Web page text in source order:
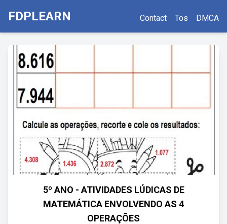
FDPLEARN Contact Tos DMCA
5º ANO - ATIVIDADES LÚDICAS DE
MATEMÁTICA ENVOLVENDO AS 4
OPERAÇÕES